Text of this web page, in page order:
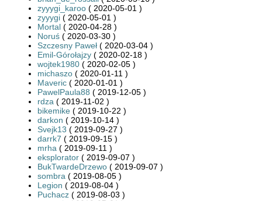
zyyygi_karoo ( 2020-05-01 )
zyyygi ( 2020-05-01 )
Mortal ( 2020-04-28 )
Noruś ( 2020-03-30 )
Szczesny Paweł ( 2020-03-04 )
Emil-Górołajzy ( 2020-02-18 )
wojtek1980 ( 2020-02-05 )
michaszo ( 2020-01-11 )
Maveric ( 2020-01-01 )
PawelPaula88 ( 2019-12-05 )
rdza ( 2019-11-02 )
bikemike ( 2019-10-22 )
darkon ( 2019-10-14 )
Svejk13 ( 2019-09-27 )
darrk7 ( 2019-09-15 )
mrha ( 2019-09-11 )
eksplorator ( 2019-09-07 )
BukTwardeDrzewo ( 2019-09-07 )
sombra ( 2019-08-05 )
Legion ( 2019-08-04 )
Puchacz ( 2019-08-03 )